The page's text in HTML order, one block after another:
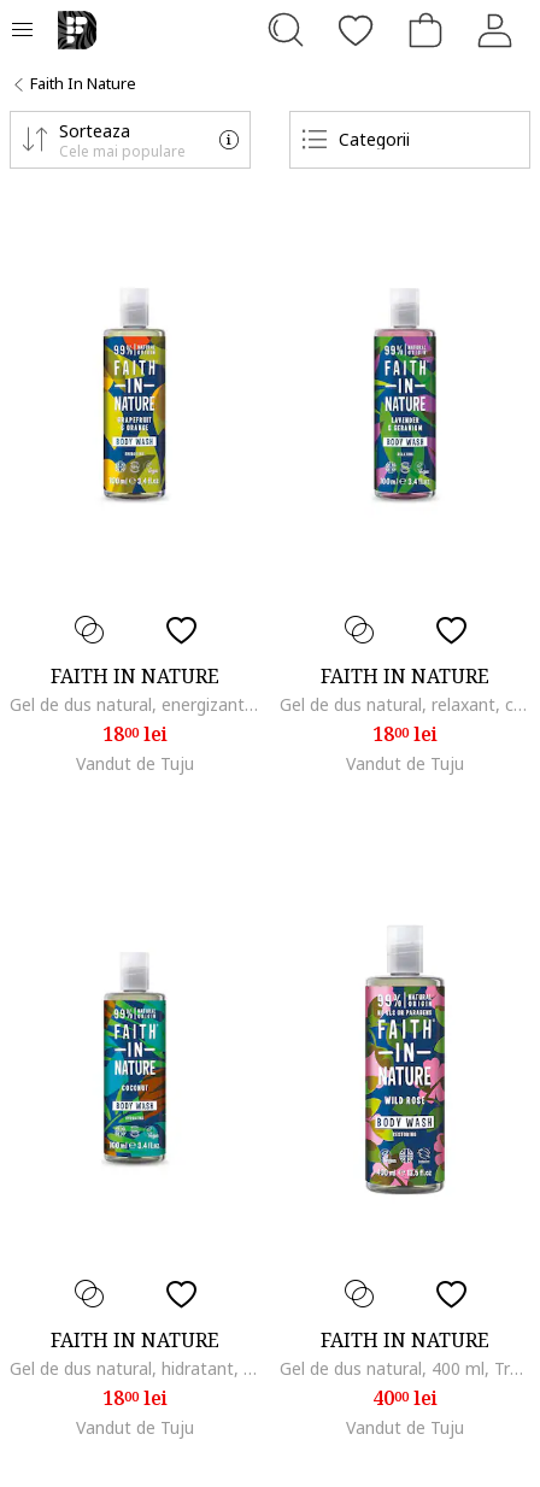
Faith In Nature
Categorii
Sorteaza
Cele mai populare
FAITH IN NATURE
Gel de dus natural, energizant, cu grapefruit si portocala, 100 ml
1800lei
Vandut de Tuju
FAITH IN NATURE
Gel de dus natural, relaxant, cu lavanda si muscata, 100ml
1800lei
Vandut de Tuju
FAITH IN NATURE
Gel de dus natural, hidratant, cu cocos, 100 ml
1800lei
Vandut de Tuju
FAITH IN NATURE
Gel de dus natural, 400 ml, Trandafir salbatic
4000lei
Vandut de Tuju